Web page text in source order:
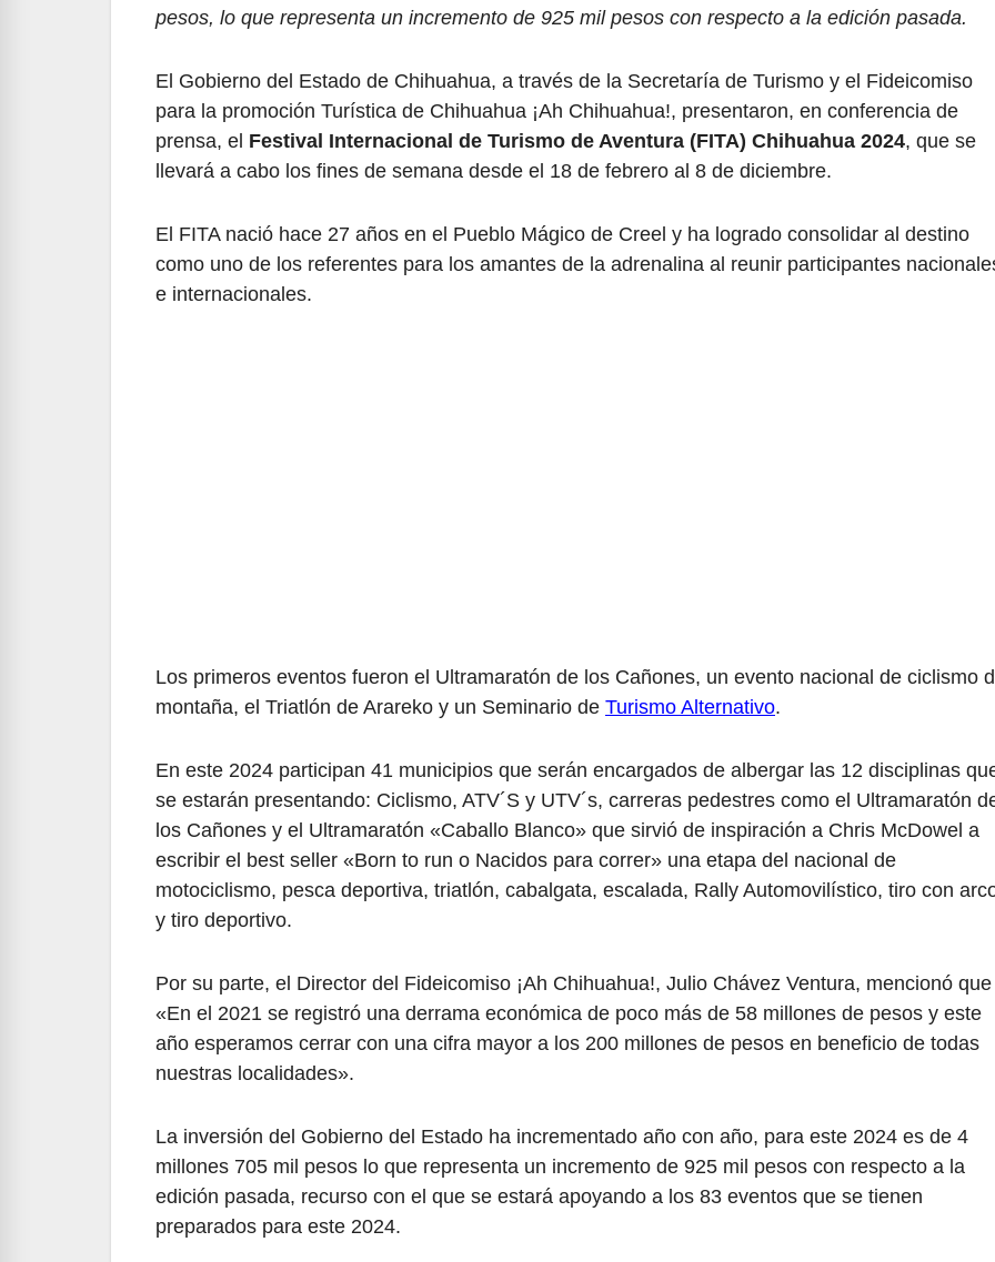
pesos, lo que representa un incremento de 925 mil pesos con respecto a la edición pasada.
El Gobierno del Estado de Chihuahua, a través de la Secretaría de Turismo y el Fideicomiso
para la promoción Turística de Chihuahua ¡Ah Chihuahua!, presentaron, en conferencia de
prensa, el Festival Internacional de Turismo de Aventura (FITA) Chihuahua 2024, que se
llevará a cabo los fines de semana desde el 18 de febrero al 8 de diciembre.
El FITA nació hace 27 años en el Pueblo Mágico de Creel y ha logrado consolidar al destino
como uno de los referentes para los amantes de la adrenalina al reunir participantes
e internacionales.
Los primeros eventos fueron el Ultramaratón de los Cañones, un evento nacional de ciclismo
montaña, el Triatlón de Arareko y un Seminario de Turismo Alternativo.
En este 2024 participan 41 municipios que serán encargados de albergar las 12 disciplinas
se estarán presentando: Ciclismo, ATV´S y UTV´s, carreras pedestres como el Ultramaratón
los Cañones y el Ultramaratón «Caballo Blanco» que sirvió de inspiración a Chris McDowel a
escribir el best seller «Born to run o Nacidos para correr» una etapa del nacional de
motociclismo, pesca deportiva, triatlón, cabalgata, escalada, Rally Automovilístico, tiro con
y tiro deportivo.
Por su parte, el Director del Fideicomiso ¡Ah Chihuahua!, Julio Chávez Ventura, mencionó que
«En el 2021 se registró una derrama económica de poco más de 58 millones de pesos y este
año esperamos cerrar con una cifra mayor a los 200 millones de pesos en beneficio de todas
nuestras localidades».
La inversión del Gobierno del Estado ha incrementado año con año, para este 2024 es de 4
millones 705 mil pesos lo que representa un incremento de 925 mil pesos con respecto a la
edición pasada, recurso con el que se estará apoyando a los 83 eventos que se tienen
preparados para este 2024.